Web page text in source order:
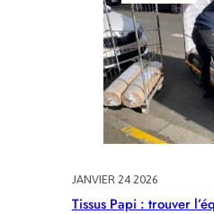
LA
FAMILLE
?
JANVIER 24 2026
Tissus Papi : trouver